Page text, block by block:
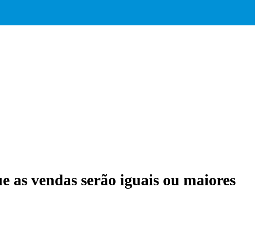
as vendas serão iguais ou maiores